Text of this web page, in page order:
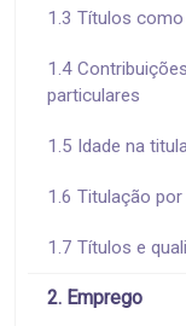
1.3 Títulos
1.4
particulares
1.5 Idade na
1.6 Titulação
1.7 Títulos e
2. Emprego